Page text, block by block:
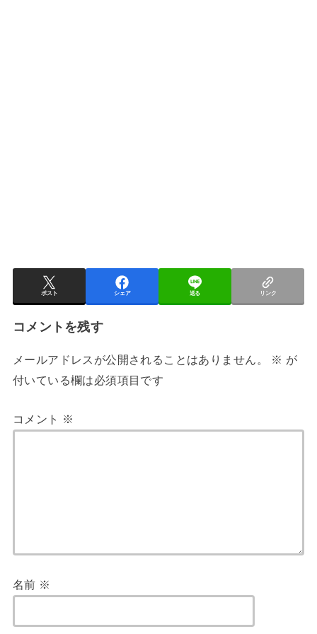
ポスト シェア 送る リンク
コメントを残す
メールアドレスが公開されることはありません。 ※ が
付いている欄は必須項目です
コメント ※
名前 ※